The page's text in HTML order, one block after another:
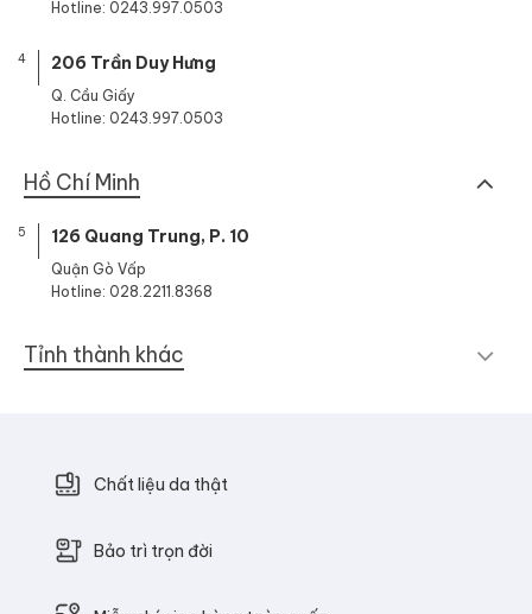
Hotline: 0243.997.0503
4 206 Trần Duy Hưng
Q. Cầu Giấy
Hotline: 0243.997.0503
Hồ Chí Minh
5 126 Quang Trung, P. 10
Quận Gò Vấp
Hotline: 028.2211.8368
Tỉnh thành khác
Chất liệu da thật
Bảo trì trọn đời